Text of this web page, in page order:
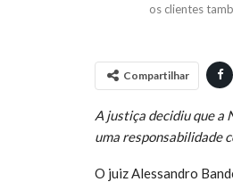
os clientes
Compartilhar
A justiça decidiu que a
uma responsabilidade
O juiz Alessandro